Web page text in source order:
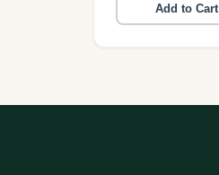
Add to Cart